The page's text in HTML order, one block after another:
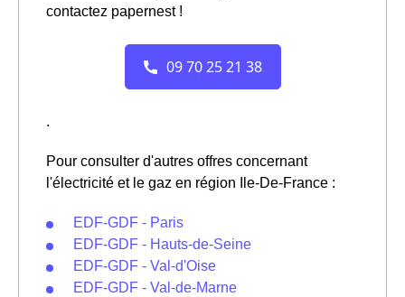
contactez papernest !
.
Pour consulter d'autres offres concernant
l'électricité et le gaz en région Ile-De-France :
EDF-GDF - Paris
EDF-GDF - Hauts-de-Seine
EDF-GDF - Val-d'Oise
EDF-GDF - Val-de-Marne